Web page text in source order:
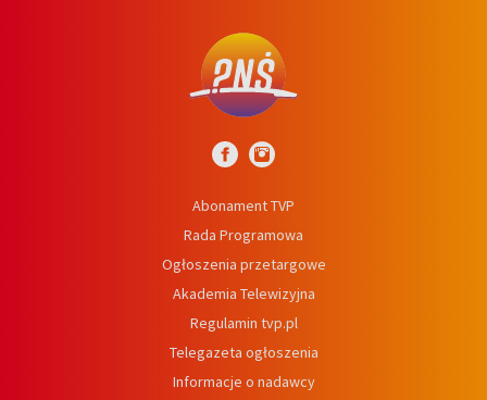
Abonament TVP
Rada Programowa
Ogłoszenia przetargowe
Akademia Telewizyjna
Regulamin tvp.pl
Telegazeta ogłoszenia
Informacje o nadawcy